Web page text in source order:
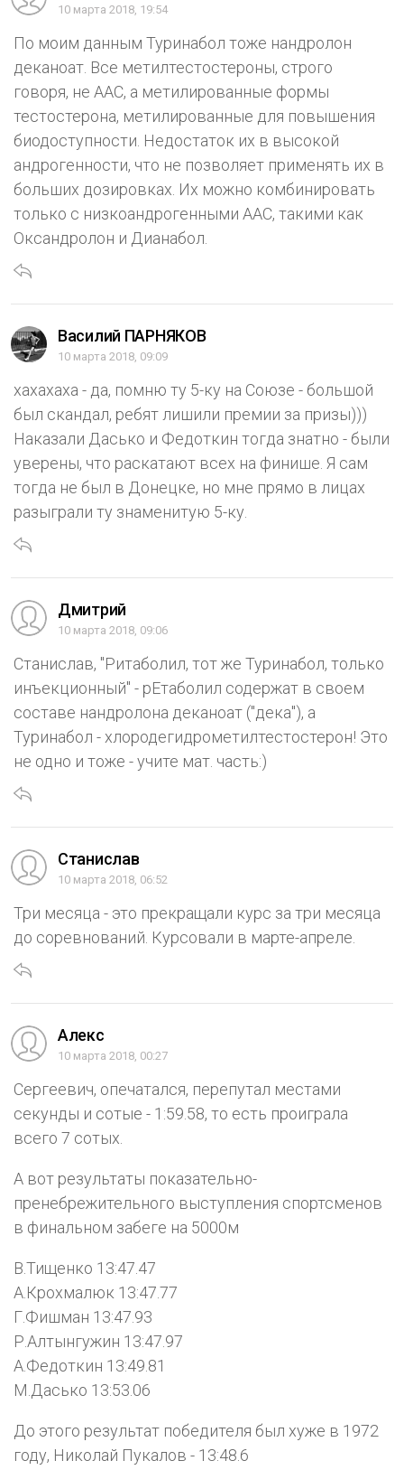
10 марта 2018, 19:54
По моим данным Туринабол тоже нандролон
деканоат. Все метилтестостероны, строго
говоря, не ААС, а метилированные формы
тестостерона, метилированные для повышения
биодоступности. Недостаток их в высокой
андрогенности, что не позволяет применять их в
больших дозировках. Их можно комбинировать
только с низкоандрогенными ААС, такими как
Оксандролон и Дианабол.
Василий ПАРНЯКОВ
10 марта 2018, 09:09
хахахаха - да, помню ту 5-ку на Союзе - большой
был скандал, ребят лишили премии за призы)))
Наказали Дасько и Федоткин тогда знатно - были
уверены, что раскатают всех на финише. Я сам
тогда не был в Донецке, но мне прямо в лицах
разыграли ту знаменитую 5-ку.
Дмитрий
10 марта 2018, 09:06
Станислав, "Ритаболил, тот же Туринабол, только
инъекционный" - рЕтаболил содержат в своем
составе нандролона деканоат ("дека"), а
Туринабол - хлородегидрометилтестостерон! Это
не одно и тоже - учите мат. часть:)
Станислав
10 марта 2018, 06:52
Три месяца - это прекращали курс за три месяца
до соревнований. Курсовали в марте-апреле.
Aлекс
10 марта 2018, 00:27
Сергеевич, опечатался, перепутал местами
секунды и сотые - 1:59.58, то есть проиграла
всего 7 сотых.
А вот результаты показательно-
пренебрежительного выступления спортсменов
в финальном забеге на 5000м
В.Тищенко 13:47.47
А.Крохмалюк 13:47.77
Г.Фишман 13:47.93
Р.Алтынгужин 13:47.97
А.Федоткин 13:49.81
М.Дасько 13:53.06
До этого результат победителя был хуже в 1972
году, Николай Пукалов - 13:48.6